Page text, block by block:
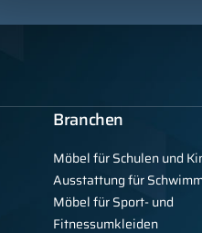
Branchen
Möbel für Schulen und
Ausstattung für
Möbel für Sport- und
Fitnessumkleiden